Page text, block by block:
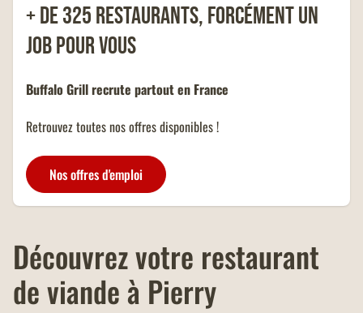
+ de 325 restaurants, forcément un
job pour vous
Buffalo Grill recrute partout en France
Retrouvez toutes nos offres disponibles !
Nos offres d'emploi
Découvrez votre restaurant
de viande à Pierry